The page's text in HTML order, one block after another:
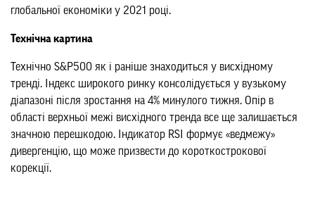
глобальної економіки у 2021 році.
Технічна картина
Технічно S&P500 як і раніше знаходиться у висхідному
тренді. Індекс широкого ринку консолідується у вузькому
діапазоні після зростання на 4% минулого тижня. Опір в
області верхньої межі висхідного тренда все ще залишається
значною перешкодою. Індикатор RSI формує «ведмежу»
дивергенцію, що може призвести до короткострокової
корекції.